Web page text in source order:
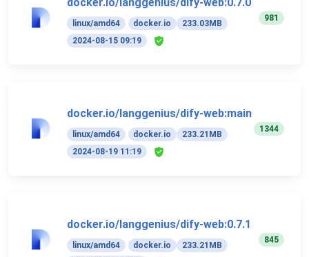
linux/amd64 docker.io
233.03MB
2024-08-15 09:19
981
docker.io/langgenius/dify-web:main
linux/amd64 docker.io
233.21MB
2024-08-19 11:19
1344
docker.io/langgenius/dify-web:0.7.1
linux/amd64 docker.io
233.21MB
845